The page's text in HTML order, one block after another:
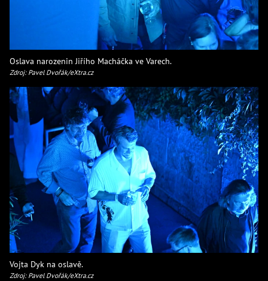
Oslava narozenin Jiřího Macháčka ve Varech.
Zdroj: Pavel Dvořák/eXtra.cz
Vojta Dyk na oslavě.
Zdroj: Pavel Dvořák/eXtra.cz